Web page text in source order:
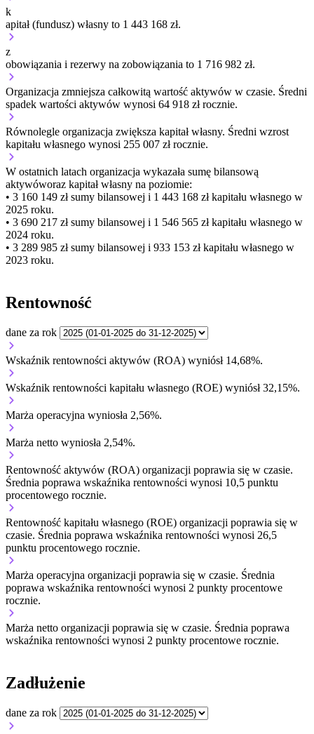
k
apitał (fundusz) własny to 1 443 168 zł.
z
obowiązania i rezerwy na zobowiązania to 1 716 982 zł.
Organizacja zmniejsza całkowitą wartość aktywów w czasie. Średni
spadek wartości aktywów wynosi 64 918 zł rocznie.
Równolegle organizacja zwiększa kapitał własny. Średni wzrost
kapitału własnego wynosi 255 007 zł rocznie.
W ostatnich latach organizacja wykazała sumę bilansową
aktywóworaz kapitał własny na poziomie:
• 3 160 149 złsumy bilansowej i 1 443 168 zł kapitału własnego w
2025 roku.
• 3 690 217 złsumy bilansowej i 1 546 565 zł kapitału własnego w
2024 roku.
• 3 289 985 złsumy bilansowej i 933 153 zł kapitału własnego w
2023 roku.
Rentowność
dane za rok
Wskaźnik rentowności aktywów (ROA) wyniósł 14,68%.
Wskaźnik rentowności kapitału własnego (ROE) wyniósł 32,15%.
Marża operacyjna wyniosła 2,56%.
Marża netto wyniosła 2,54%.
Rentowność aktywów (ROA) organizacji poprawia się w czasie.
Średnia poprawa wskaźnika rentowności wynosi 10,5 punktu
procentowego rocznie.
Rentowność kapitału własnego (ROE) organizacji poprawia się w
czasie. Średnia poprawa wskaźnika rentowności wynosi 26,5
punktu procentowego rocznie.
Marża operacyjna organizacji poprawia się w czasie. Średnia
poprawa wskaźnika rentowności wynosi 2 punkty procentowe
rocznie.
Marża netto organizacji poprawia się w czasie. Średnia poprawa
wskaźnika rentowności wynosi 2 punkty procentowe rocznie.
Zadłużenie
dane za rok